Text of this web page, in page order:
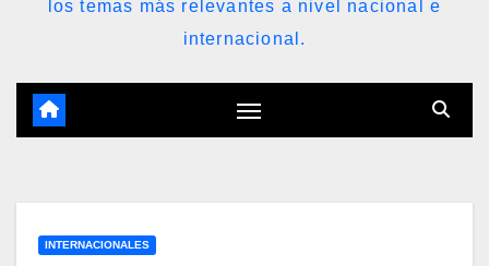
los temas más relevantes a nivel nacional e
internacional.
INTERNACIONALES